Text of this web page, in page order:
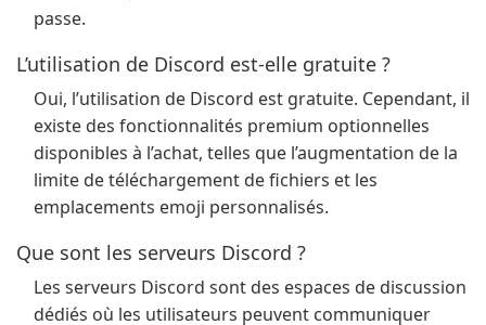
passe.
L’utilisation de Discord est-elle gratuite ?
Oui, l’utilisation de Discord est gratuite. Cependant, il
existe des fonctionnalités premium optionnelles
disponibles à l’achat, telles que l’augmentation de la
limite de téléchargement de fichiers et les
emplacements emoji personnalisés.
Que sont les serveurs Discord ?
Les serveurs Discord sont des espaces de discussion
dédiés où les utilisateurs peuvent communiquer